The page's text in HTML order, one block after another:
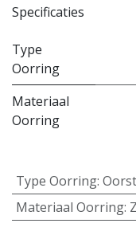
Specificaties
Type
Oorring
Materiaal
Oorring
Type Oorring:
Materiaal Oorring: